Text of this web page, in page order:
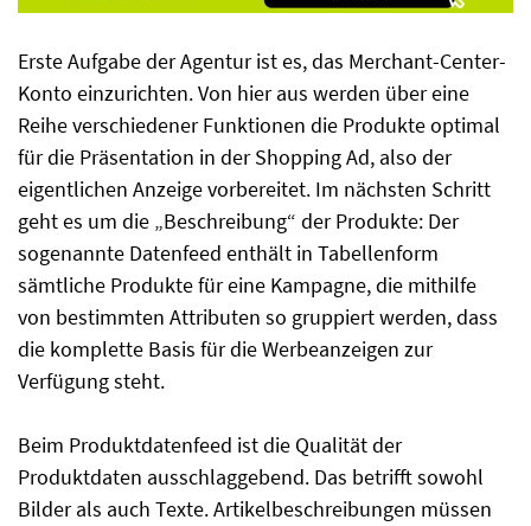
Erste Aufgabe der Agentur ist es, das Merchant-Center-
Konto einzurichten. Von hier aus werden über eine
Reihe verschiedener Funktionen die Produkte optimal
für die Präsentation in der Shopping Ad, also der
eigentlichen Anzeige vorbereitet. Im nächsten Schritt
geht es um die „Beschreibung“ der Produkte: Der
sogenannte Datenfeed enthält in Tabellenform
sämtliche Produkte für eine Kampagne, die mithilfe
von bestimmten Attributen so gruppiert werden, dass
die komplette Basis für die Werbeanzeigen zur
Verfügung steht.
Beim Produktdatenfeed ist die Qualität der
Produktdaten ausschlaggebend. Das betrifft sowohl
Bilder als auch Texte. Artikelbeschreibungen müssen